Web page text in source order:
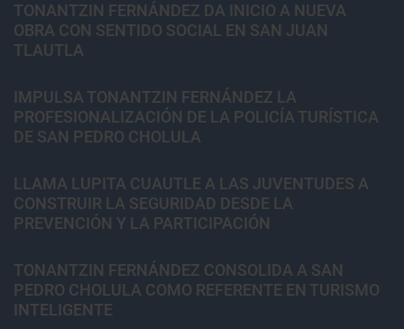
TONANTZIN FERNÁNDEZ DA INICIO A NUEVA
OBRA CON SENTIDO SOCIAL EN SAN JUAN
TLAUTLA
IMPULSA TONANTZIN FERNÁNDEZ LA
PROFESIONALIZACIÓN DE LA POLICÍA TURÍSTICA
DE SAN PEDRO CHOLULA
LLAMA LUPITA CUAUTLE A LAS JUVENTUDES A
CONSTRUIR LA SEGURIDAD DESDE LA
PREVENCIÓN Y LA PARTICIPACIÓN
TONANTZIN FERNÁNDEZ CONSOLIDA A SAN
PEDRO CHOLULA COMO REFERENTE EN TURISMO
INTELIGENTE